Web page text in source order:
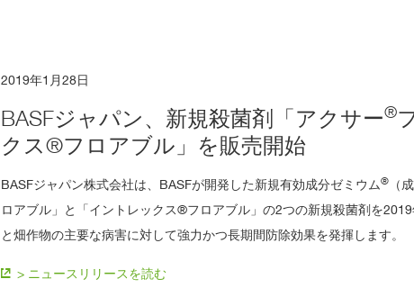
2019年1月28日
BASFジャパン、新規殺菌剤「アクサー®
クス®フロアブル」を販売開始
BASFジャパン株式会社は、BASFが開発した新規有効成分ゼミウム®
（
ロアブル」と「イントレックス®フロアブル」の2つの新規殺菌剤を
と畑作物の主要な病害に対して強力かつ長期間防除効果を発揮します。
> ニュースリリースを読む